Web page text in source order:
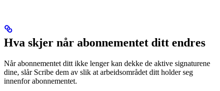
Hva skjer når abonnementet ditt endres
Når abonnementet ditt ikke lenger kan dekke de aktive signaturene
dine, slår Scribe dem av slik at arbeidsområdet ditt holder seg
innenfor abonnementet.